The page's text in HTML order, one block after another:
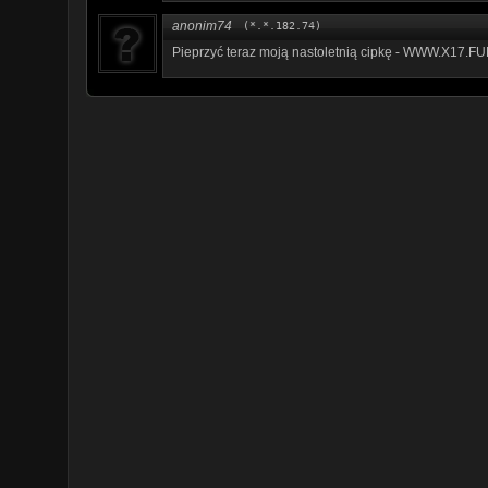
anonim74 (*.*.182.74)
P­­i­­­e­­­p­­­r­z­­­y­ć­­­ ­t­e­­­r­­a­z­­ ­­m­­o­­j­­ą­­­ ­n­­a­­­s­t­­o­­l­­e­t­­­n­­i­­­ą­­ ­­­c­­i­p­­k­­­ę­ ­­­-­